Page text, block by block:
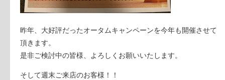
昨年、大好評だったオータムキャンペーンを今年も開催させて
頂きます。
是非ご検討中の皆様、よろしくお願いいたします。
そして週末ご来店のお客様！！